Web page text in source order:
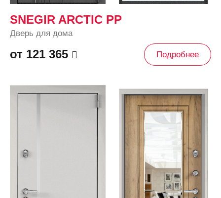
SNEGIR ARCTIC PP
Дверь для дома
от 121 365 Подробнее